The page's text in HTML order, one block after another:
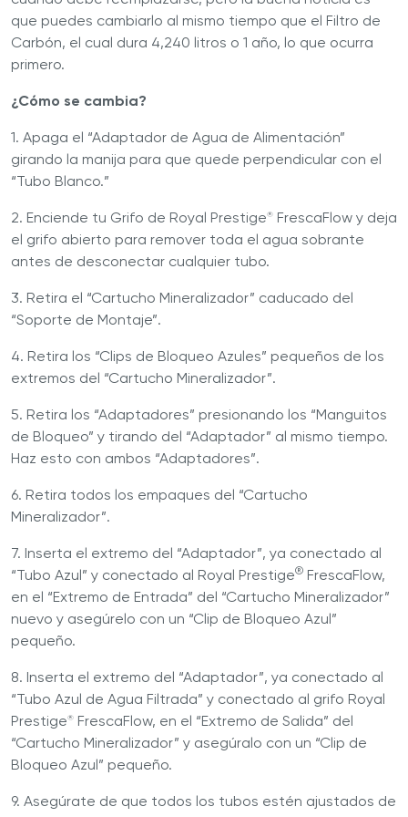
que puedes cambiarlo al mismo tiempo que el Filtro de
Carbón, el cual dura 4,240 litros o 1 año, lo que ocurra
primero.
¿Cómo se cambia?
1. Apaga el “Adaptador de Agua de Alimentación”
girando la manija para que quede perpendicular con el
“Tubo Blanco.”
2. Enciende tu Grifo de Royal Prestige® FrescaFlow y deja
el grifo abierto para remover toda el agua sobrante
antes de desconectar cualquier tubo.
3. Retira el “Cartucho Mineralizador” caducado del
“Soporte de Montaje”.
4. Retira los “Clips de Bloqueo Azules” pequeños de los
extremos del “Cartucho Mineralizador”.
5. Retira los “Adaptadores” presionando los “Manguitos
de Bloqueo” y tirando del “Adaptador” al mismo tiempo.
Haz esto con ambos “Adaptadores”.
6. Retira todos los empaques del “Cartucho
Mineralizador”.
7. Inserta el extremo del “Adaptador”, ya conectado al
“Tubo Azul” y conectado al Royal Prestige® FrescaFlow,
en el “Extremo de Entrada” del “Cartucho Mineralizador”
nuevo y asegúrelo con un “Clip de Bloqueo Azul”
pequeño.
8. Inserta el extremo del “Adaptador”, ya conectado al
“Tubo Azul de Agua Filtrada” y conectado al grifo Royal
Prestige® FrescaFlow, en el “Extremo de Salida” del
“Cartucho Mineralizador” y asegúralo con un “Clip de
Bloqueo Azul” pequeño.
9. Asegúrate de que todos los tubos estén ajustados de